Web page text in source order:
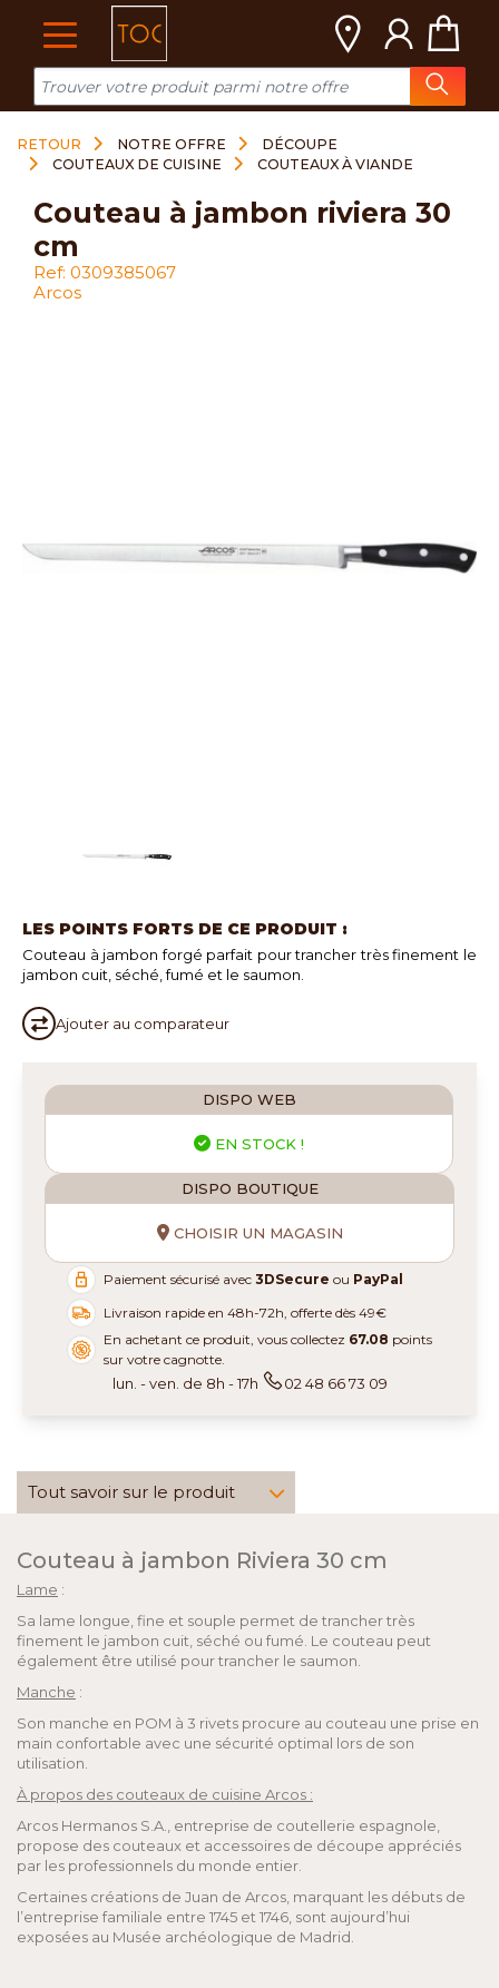
RETOUR NOTRE OFFRE
DÉCOUPE
COUTEAUX DE CUISINE
COUTEAUX À VIANDE
LES POINTS FORTS DE CE PRODUIT :
Couteau à jambon forgé parfait pour trancher très finement le
jambon cuit, séché, fumé et le saumon.
Ajouter au comparateur
couteau à jambon riviera 30
cm
Ref: 0309385067
Arcos
DISPO WEB
EN STOCK !
DISPO BOUTIQUE
CHOISIR UN MAGASIN
Paiement sécurisé avec3DSecure ou PayPal
Livraison rapide en 48h-72h, offerte dès 49€
En achetant ce produit, vous collectez 67.08 points
sur votre cagnotte.
lun. - ven. de 8h - 17h 02 48 66 73 09
Tout savoir sur le produit
Couteau à jambon Riviera 30 cm
Lame :
Sa lame longue, fine et souple permet de trancher très
finement le jambon cuit, séché ou fumé. Le couteau peut
également être utilisé pour trancher le saumon.
Manche :
Son manche en POM à 3 rivets procure au couteau une prise en
main confortable avec une sécurité optimal lors de son
utilisation.
À propos des couteaux de cuisine Arcos :
Arcos Hermanos S.A., entreprise de coutellerie espagnole,
propose des couteaux et accessoires de découpe appréciés
par les professionnels du monde entier.
Certaines créations de Juan de Arcos, marquant les débuts de
l’entreprise familiale entre 1745 et 1746, sont aujourd’hui
exposées au Musée archéologique de Madrid.
Cookies management panel